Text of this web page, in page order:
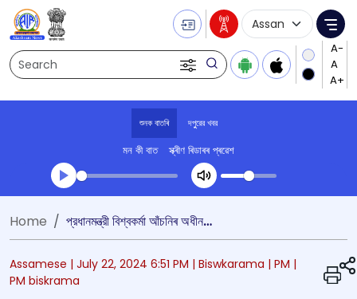
Search
Language
শুনক বাতৰি দপুুরের খবর
মন কী বাত স্ক্ৰীণ ৰিডাৰৰ প্ৰৱেশ
Transcript summary
খেলা অডিঅ' দপুুরের খবর
Home প্রধানমন্ত্রী বিশ্বকর্মা আঁচনিৰ অধীনত দুই কোটি ২৮ লাখ ক্ষুদ্র শিল্পী আৰু কাৰিকৰৰ নাম অন্তর্ভুক্ত
Assamese | July 22, 2024 6:51 PM | Biswkarama | PM |
PM biskrama